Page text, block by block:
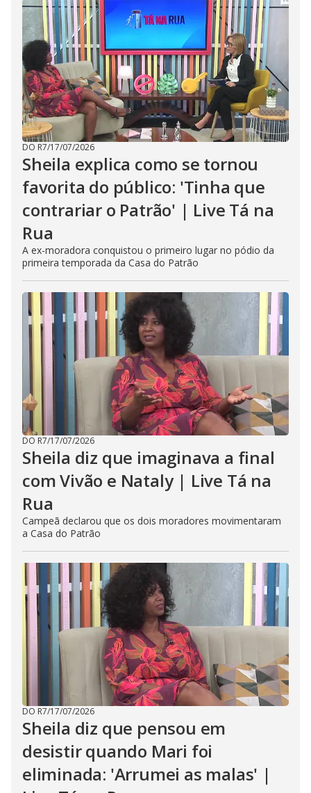
DO R7/17/07/2026
Sheila explica como se tornou
favorita do público: 'Tinha que
contrariar o Patrão' | Live Tá na
Rua
A ex-moradora conquistou o primeiro lugar no pódio da
primeira temporada da Casa do Patrão
DO R7/17/07/2026
Sheila diz que imaginava a final
com Vivão e Nataly | Live Tá na
Rua
Campeã declarou que os dois moradores movimentaram
a Casa do Patrão
DO R7/17/07/2026
Sheila diz que pensou em
desistir quando Mari foi
eliminada: 'Arrumei as malas' |